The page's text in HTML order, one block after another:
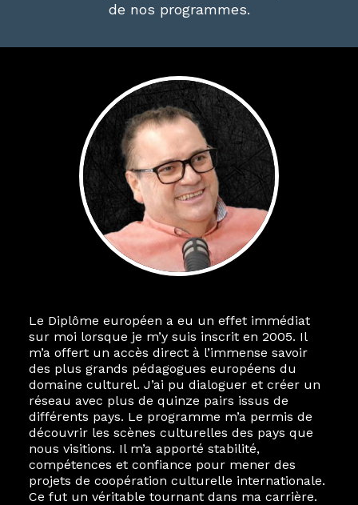
de nos programmes.
Le Diplôme européen a eu un effet immédiat
sur moi lorsque je m’y suis inscrit en 2005. Il
m’a offert un accès direct à l’immense savoir
des plus grands pédagogues européens du
domaine culturel. J’ai pu dialoguer et créer un
réseau avec plus de quinze pairs issus de
différents pays. Le programme m’a permis de
découvrir les scènes culturelles des pays que
nous visitions. Il m’a apporté stabilité,
compétences et confiance pour mener des
projets de coopération culturelle internationale.
Ce fut un véritable tournant dans ma carrière.